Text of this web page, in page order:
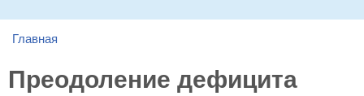
You are here
Главная
Преодоление дефицита